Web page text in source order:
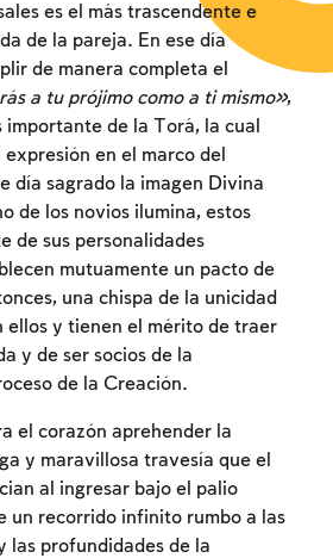
es el más trascendente e
de la pareja. En ese día
de manera completa el
a tu prójimo como a ti mismo»,
importante de la Torá, la cual
en el marco del
día sagrado la imagen Divina
de los novios ilumina, estos
de sus personalidades
mutuamente un pacto de
una chispa de la unicidad
ellos y tienen el mérito de traer
y de ser socios de la
de la Creación.
el corazón aprehender la
y maravillosa travesía que el
al ingresar bajo el palio
un recorrido infinito rumbo a las
las profundidades de la